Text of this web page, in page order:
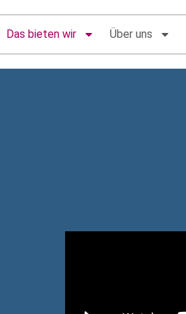
Das bieten wir Über uns